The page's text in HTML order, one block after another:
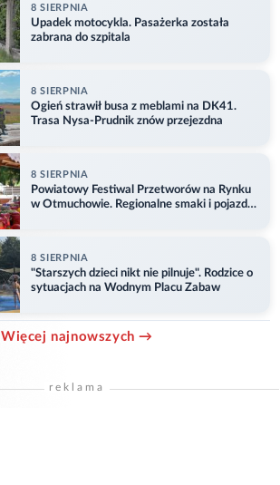
8 SIERPNIA
Upadek motocykla. Pasażerka została
zabrana do szpitala
8 SIERPNIA
Ogień strawił busa z meblami na DK41.
Trasa Nysa-Prudnik znów przejezdna
8 SIERPNIA
Powiatowy Festiwal Przetworów na Rynku
w Otmuchowie. Regionalne smaki i pojazdy
8 SIERPNIA
"Starszych dzieci nikt nie pilnuje". Rodzice o
sytuacjach na Wodnym Placu Zabaw
Więcej najnowszych →
reklama